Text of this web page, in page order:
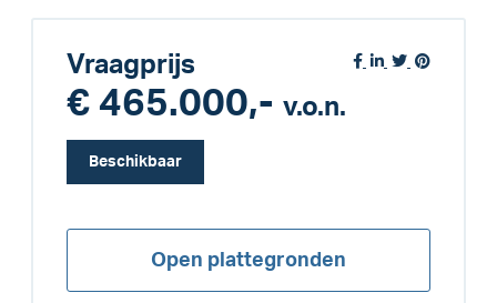
Vraagprijs
€ 465.000,- v.o.n.
Beschikbaar
Open plattegronden